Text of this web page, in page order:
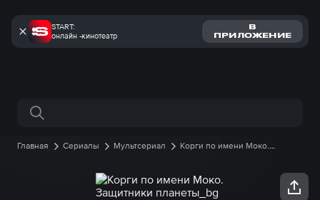
START:
онлайн -кинотеатр
В
ПРИЛОЖЕНИЕ
Поиск по сайту
Главная Сериалы Мультсериал
Корги по имени Моко.